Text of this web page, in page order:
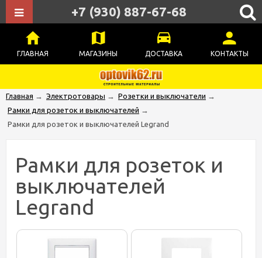
ГЛАВНАЯ МАГАЗИНЫ ДОСТАВКА КОНТАКТЫ
+7 (930) 887-67-68
Главная → Электротовары → Розетки и выключатели →
Рамки для розеток и выключателей →
Рамки для розеток и выключателей Legrand
Рамки для розеток и
выключателей
Legrand